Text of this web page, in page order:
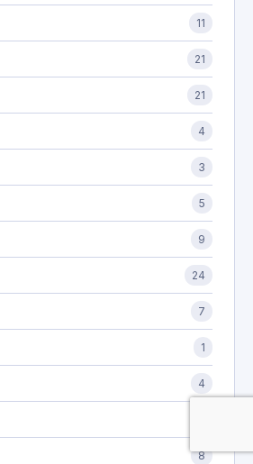
11
21
21
4
3
5
9
24
7
1
4
8